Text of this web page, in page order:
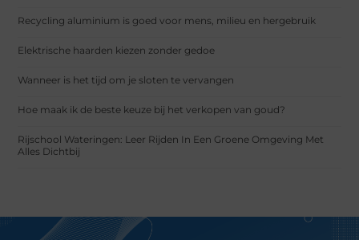
Recycling aluminium is goed voor mens, milieu en hergebruik
Elektrische haarden kiezen zonder gedoe
Wanneer is het tijd om je sloten te vervangen
Hoe maak ik de beste keuze bij het verkopen van goud?
Rijschool Wateringen: Leer Rijden In Een Groene Omgeving Met
Alles Dichtbij